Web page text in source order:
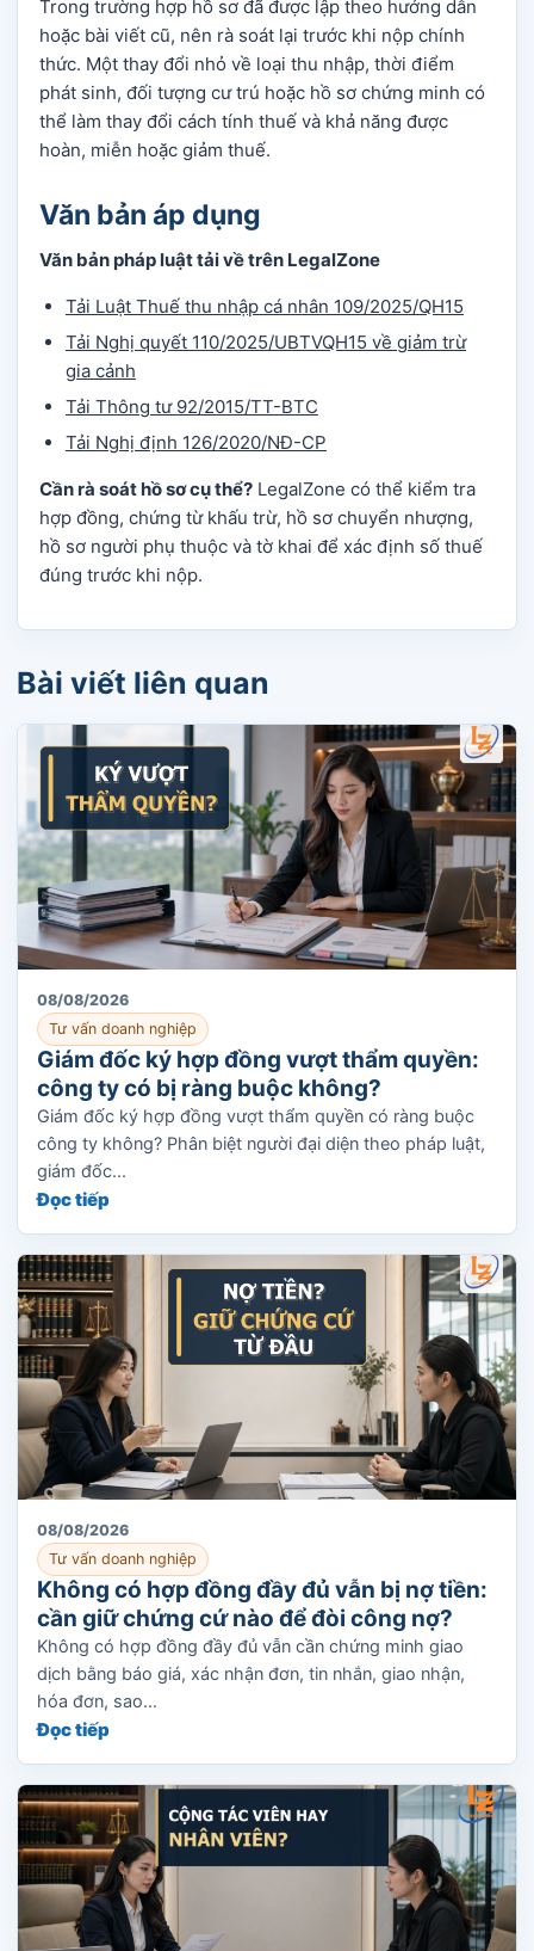
Trong trường hợp hồ sơ đã được lập theo hướng dẫn
hoặc bài viết cũ, nên rà soát lại trước khi nộp chính
thức. Một thay đổi nhỏ về loại thu nhập, thời điểm
phát sinh, đối tượng cư trú hoặc hồ sơ chứng minh có
thể làm thay đổi cách tính thuế và khả năng được
hoàn, miễn hoặc giảm thuế.
Văn bản áp dụng
Văn bản pháp luật tải về trên LegalZone
Tải Luật Thuế thu nhập cá nhân 109/2025/QH15
Tải Nghị quyết 110/2025/UBTVQH15 về giảm trừ
gia cảnh
Tải Thông tư 92/2015/TT-BTC
Tải Nghị định 126/2020/NĐ-CP
Cần rà soát hồ sơ cụ thể? LegalZone có thể kiểm tra
hợp đồng, chứng từ khấu trừ, hồ sơ chuyển nhượng,
hồ sơ người phụ thuộc và tờ khai để xác định số thuế
đúng trước khi nộp.
Bài viết liên quan
08/08/2026
Tư vấn doanh nghiệp
Giám đốc ký hợp đồng vượt thẩm quyền:
công ty có bị ràng buộc không?
Giám đốc ký hợp đồng vượt thẩm quyền có ràng buộc
công ty không? Phân biệt người đại diện theo pháp luật,
giám đốc...
Đọc tiếp
08/08/2026
Tư vấn doanh nghiệp
Không có hợp đồng đầy đủ vẫn bị nợ tiền:
cần giữ chứng cứ nào để đòi công nợ?
Không có hợp đồng đầy đủ vẫn cần chứng minh giao
dịch bằng báo giá, xác nhận đơn, tin nhắn, giao nhận,
hóa đơn, sao...
Đọc tiếp